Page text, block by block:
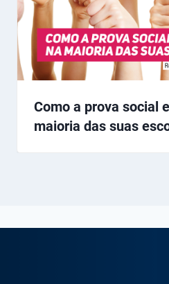
Como a prova social
maioria das suas